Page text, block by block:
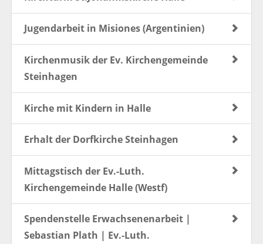
Jugendarbeit in Misiones (Argentinien)
Kirchenmusik der Ev. Kirchengemeinde
Steinhagen
Kirche mit Kindern in Halle
Erhalt der Dorfkirche Steinhagen
Mittagstisch der Ev.-Luth.
Kirchengemeinde Halle (Westf)
Spendenstelle Erwachsenenarbeit |
Sebastian Plath | Ev.-Luth.